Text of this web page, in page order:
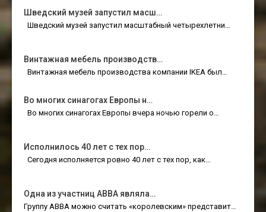
Шведский музей запустил масш…
Шведский музей запустил масштабный четырехлетни…
Винтажная мебель производств…
Винтажная мебель производства компании IKEA был…
Во многих синагогах Европы н…
Во многих синагогах Европы вчера ночью горели о…
Исполнилось 40 лет с тех пор…
Сегодня исполняется ровно 40 лет с тех пор, как…
Одна из участниц ABBA являла…
Группу ABBA можно считать «королевским» представит…